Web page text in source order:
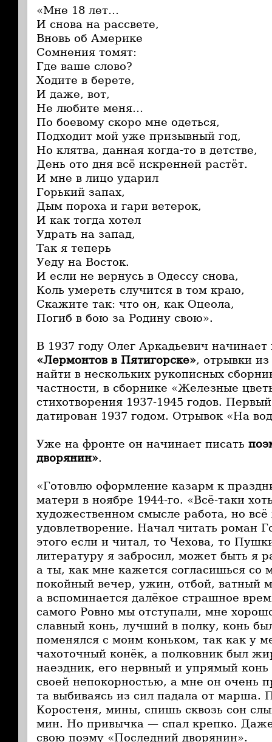
«Мне 18 лет…
И снова на рассвете,
Вновь об Америке
Сомнения томят:
Где ваше слово?
Ходите в берете,
И даже, вот,
Не любите меня…
По боевому скоро мне одеться,
Подходит мой уже призывный год,
Но клятва, данная когда-то в детстве,
День ото дня всё искренней растёт.
И мне в лицо ударил
Горький запах,
Дым пороха и гари ветерок,
И как тогда хотел
Удрать на запад,
Так я теперь
Уеду на Восток.
И если не вернусь в Одессу снова,
Коль умереть случится в том краю,
Скажите так: что он, как Оцеола,
Погиб в бою за Родину свою».
В 1937 году Олег Аркадьевич начинает
«Лермонтов в Пятигорске», отрывки
найти в нескольких рукописных
частности, в сборнике «Железные
стихотворения 1937-1945 годов.
датирован 1937 годом. Отрывок «На
Уже на фронте он начинает писать
дворянин».
«Готовлю оформление казарм к
матери в ноябре 1944-го. «Всё-таки
художественном смысле работа, но
удовлетворение. Начал читать роман
этого если и читал, то Чехова, то
литературу я забросил, может быть я
а ты, как мне кажется согласишься со
покойный вечер, ужин, отбой, ватный
а вспоминается далёкое страшное
самого Ровно мы отступали, мне
славный конь, лучший в полку, конь
поменялся с моим коньком, так как у
чахоточный конёк, а полковник был
наездник, его нервный и упрямый конь
своей непокорностью, а мне он очень
та выбиваясь из сил падала от марша.
Коростеня, мины, спишь сквозь сон
мин. Но привычка — спал крепко. Даже
свою поэму «Последний дворянин».